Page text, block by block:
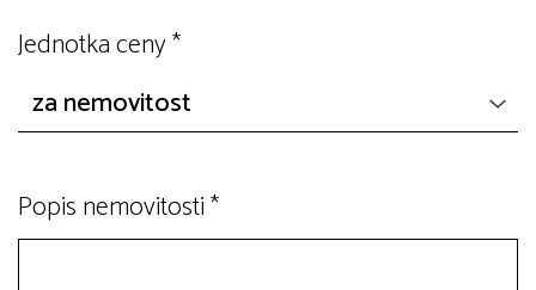
Jednotka ceny*
Popis nemovitosti*